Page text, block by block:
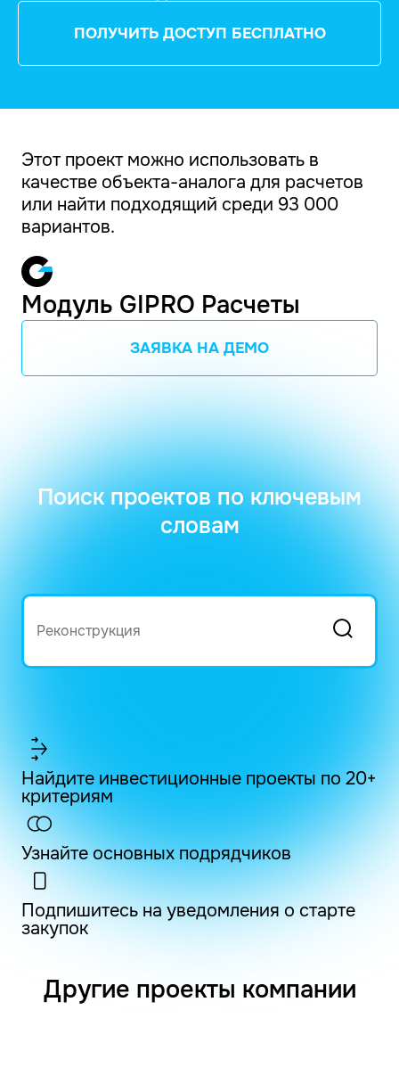
ПОЛУЧИТЬ ДОСТУП БЕСПЛАТНО
Этот проект можно использовать в
качестве объекта-аналога для расчетов
или найти подходящий среди 93 000
вариантов.
Модуль GIPRO Расчеты
ЗАЯВКА НА ДЕМО
Поиск проектов по ключевым
словам
Найдите инвестиционные проекты по 20+
критериям
Узнайте основных подрядчиков
Подпишитесь на уведомления о старте
закупок
Другие проекты компании